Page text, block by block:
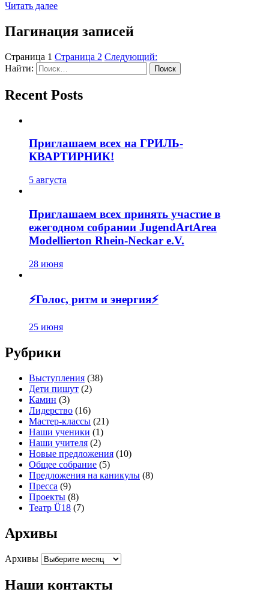
Читать далее
Пагинация записей
Страница 1 Страница 2 Следующий:
Найти:
Recent Posts
Приглашаем всех на ГРИЛЬ-
КВАРТИРНИК!
5 августа
Приглашаем всех принять участие в
ежегодном собрании JugendArtArea
Modellierton Rhein-Neckar e.V.
28 июня
⚡️Голос, ритм и энергия⚡️
25 июня
Рубрики
Выступления (38)
Дети пишут (2)
Камин (3)
Лидерство (16)
Мастер-классы (21)
Наши ученики (1)
Наши учителя (2)
Новые предложения (10)
Общее собрание (5)
Предложения на каникулы (8)
Пресса (9)
Проекты (8)
Театр Ü18 (7)
Архивы
Архивы
Наши контакты